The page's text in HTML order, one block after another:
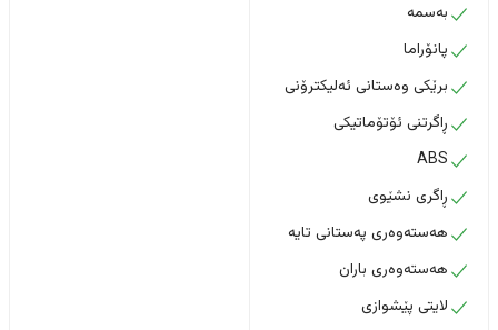
بەسمە
پانۆراما
برێکی وەستانی ئەلیکترۆنی
ڕاگرتنی ئۆتۆماتیکی
ABS
ڕاگری نشێوی
هەستەوەری پەستانی تایە
هەستەوەری باران
لایتی پێشوازی